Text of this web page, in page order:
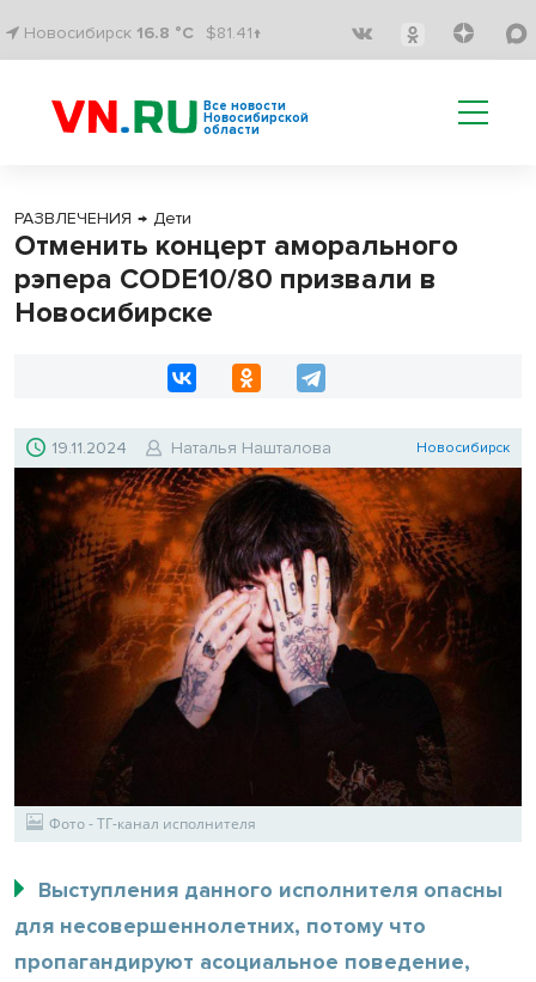
Новосибирск 16.8 °C $81.41↑
Все новости
Новосибирской
области
РАЗВЛЕЧЕНИЯ → Дети
Отменить концерт аморального
рэпера CODE10/80 призвали в
Новосибирске
19.11.2024 Наталья Нашталова Новосибирск
Фото - ТГ-канал исполнителя
Выступления данного исполнителя опасны
для несовершеннолетних, потому что
пропагандируют асоциальное поведение,